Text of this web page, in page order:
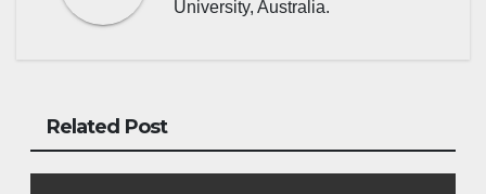
University, Australia.
Related Post